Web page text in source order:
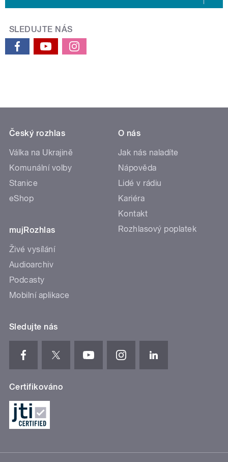
SLEDUJTE NÁS
Český rozhlas
Válka na Ukrajině
Komunální volby
Stanice
eShop
mujRozhlas
Živé vysílání
Audioarchiv
Podcasty
Mobilní aplikace
O nás
Jak nás naladíte
Nápověda
Lidé v rádiu
Kariéra
Kontakt
Rozhlasový poplatek
Sledujte nás
Certifikováno